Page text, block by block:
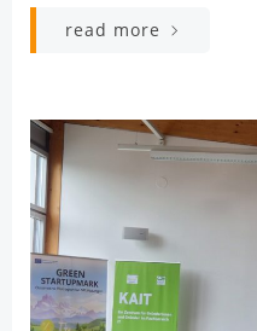
read more